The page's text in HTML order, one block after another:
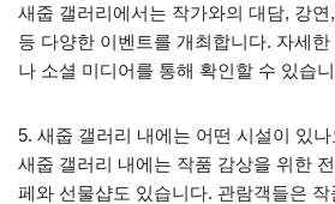
새줍 갤러리에서는 작가와의 대담, 강
등 다양한 이벤트를 개최합니다. 자세
나 소셜 미디어를 통해 확인할 수 있습
5. 새줍 갤러리 내에는 어떤 시설이 있나
새줍 갤러리 내에는 작품 감상을 위한
페와 선물샵도 있습니다. 관람객들은